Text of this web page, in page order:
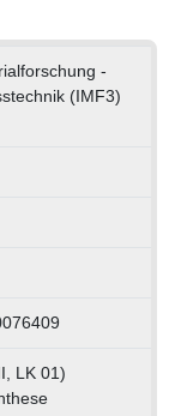
-
(IMF3)
LK 01)